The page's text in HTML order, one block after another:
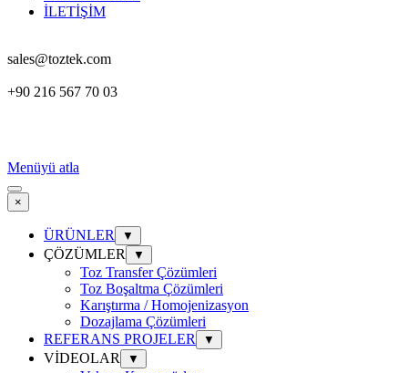
İLETİŞİM
sales@toztek.com
+90 216 567 70 03
Menüyü atla
×
ÜRÜNLER ▼
ÇÖZÜMLER ▼
Toz Transfer Çözümleri
Toz Boşaltma Çözümleri
Karıştırma / Homojenizasyon
Dozajlama Çözümleri
REFERANS PROJELER
▼
VİDEOLAR ▼